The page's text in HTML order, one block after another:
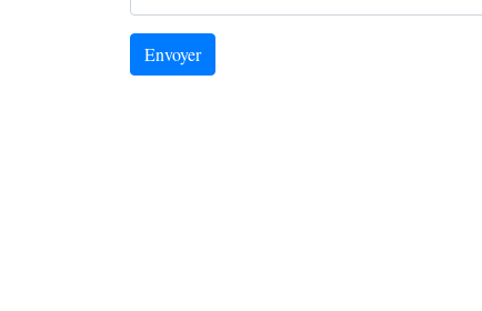
Envoyer